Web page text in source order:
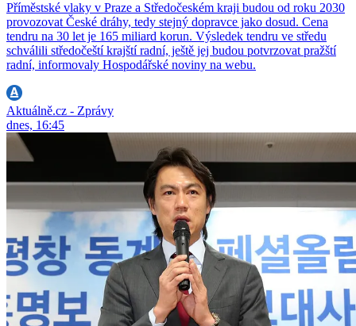
Příměstské vlaky v Praze a Středočeském kraji budou od roku 2030
provozovat České dráhy, tedy stejný dopravce jako dosud. Cena
tendru na 30 let je 165 miliard korun. Výsledek tendru ve středu
schválili středočeští krajští radní, ještě jej budou potvrzovat pražští
radní, informovaly Hospodářské noviny na webu.
Aktuálně.cz - Zprávy
dnes, 16:45